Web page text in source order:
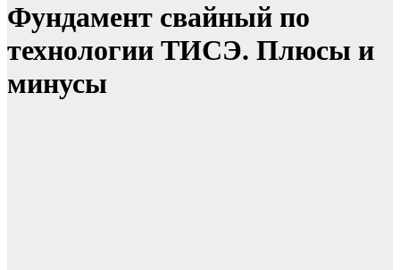
Фундамент свайный по
технологии ТИСЭ. Плюсы и
минусы